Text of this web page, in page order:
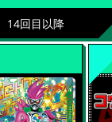
14回目以降